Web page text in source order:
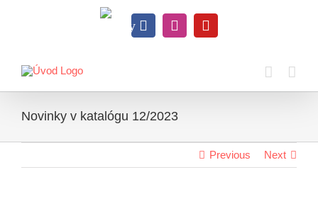
KnihyFacebookInstagramYouTube
Novinky v katalógu 12/2023
Previous Next